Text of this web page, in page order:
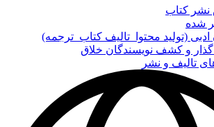
کتاب
شده
ادبی (تولید محتوا_تالیف کتاب_ترجمه)
و کشف نویسندگان خلاق
تالیف و نشر